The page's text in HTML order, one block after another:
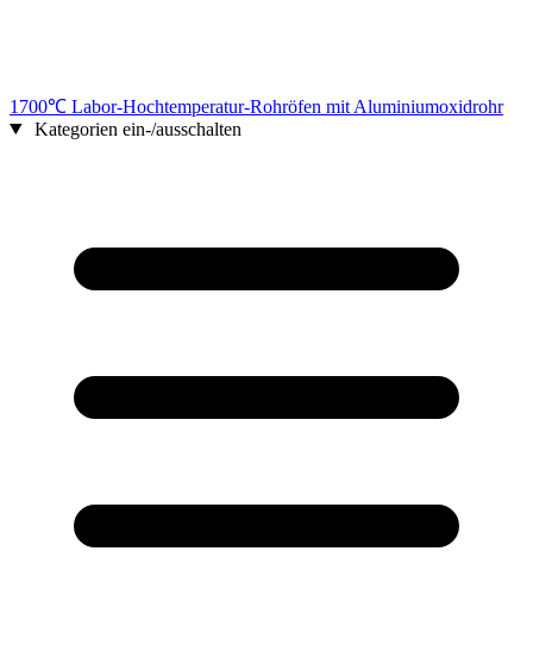
1700℃ Labor-Hochtemperatur-Rohröfen mit Aluminiumoxidrohr
Kategorien ein-/ausschalten